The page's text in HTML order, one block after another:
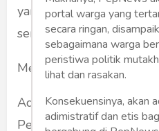
yang terjadi? Mengapa,
sering menjadi bos?
Mengapa?
Ada lima hal yang bisa
Pertama, budaya jilat
portal warga yang
secara ringan,
sebagaimana warga
peristiwa politik
lihat dan rasakan.
Konsekuensinya, akan
adimistratif dan etis